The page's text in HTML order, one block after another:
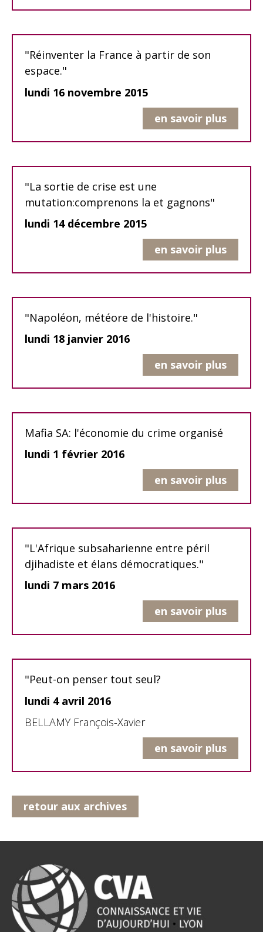
"Réinventer la France à partir de son
espace."
lundi 16 novembre 2015
en savoir plus
"La sortie de crise est une
mutation:comprenons la et gagnons"
lundi 14 décembre 2015
en savoir plus
"Napoléon, météore de l'histoire."
lundi 18 janvier 2016
en savoir plus
Mafia SA: l'économie du crime organisé
lundi 1 février 2016
en savoir plus
"L'Afrique subsaharienne entre péril
djihadiste et élans démocratiques."
lundi 7 mars 2016
en savoir plus
"Peut-on penser tout seul?
lundi 4 avril 2016
BELLAMY François-Xavier
en savoir plus
retour aux archives